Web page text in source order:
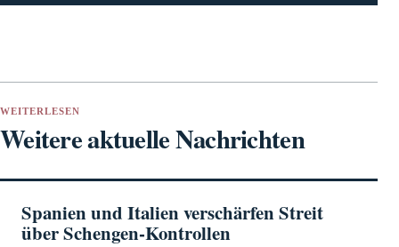
WEITERLESEN
Weitere aktuelle Nachrichten
Spanien und Italien verschärfen Streit
über Schengen-Kontrollen